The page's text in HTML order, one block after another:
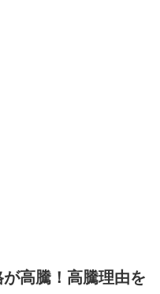
高騰！高騰理由を